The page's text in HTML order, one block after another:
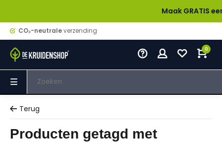
Maak GRATIS
CO₂-neutraleverzending
0
Terug
Producten getagd met